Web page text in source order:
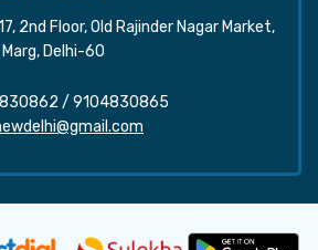
2nd Floor, Old Rajinder Nagar Market,
Delhi-60
/ 9104830865